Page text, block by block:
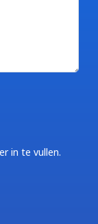
in te vullen.